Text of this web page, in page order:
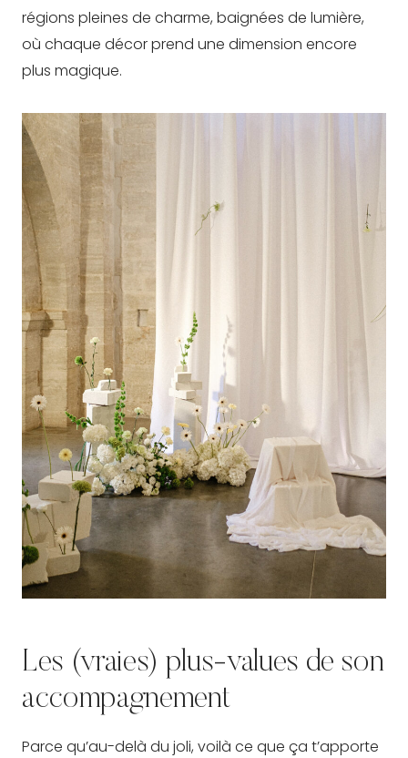
régions pleines de charme, baignées de lumière,
où chaque décor prend une dimension encore
plus magique.
Les (vraies) plus-values de son
accompagnement
Parce qu’au-delà du joli, voilà ce que ça t’apporte